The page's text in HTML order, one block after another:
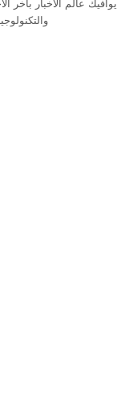
يوافيك عالم الأخبار بآخر